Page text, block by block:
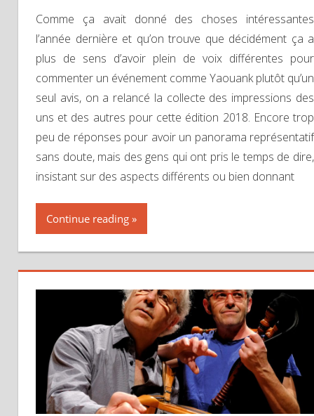
Comme ça avait donné des choses intéressantes
l’année dernière et qu’on trouve que décidément ça a
plus de sens d’avoir plein de voix différentes pour
commenter un événement comme Yaouank plutôt qu’un
seul avis, on a relancé la collecte des impressions des
uns et des autres pour cette édition 2018. Encore trop
peu de réponses pour avoir un panorama représentatif
sans doute, mais des gens qui ont pris le temps de dire,
insistant sur des aspects différents ou bien donnant
Continue reading